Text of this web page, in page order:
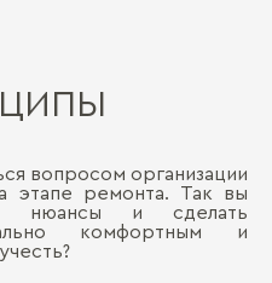
вопросом организации
этапе ремонта. Так вы
нюансы и сделать
комфортным и